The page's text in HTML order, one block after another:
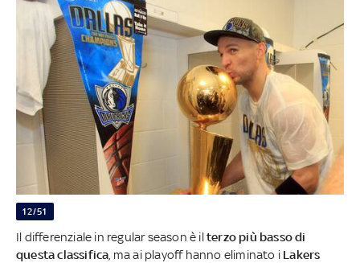
12/51
Il differenziale in regular season è ilterzo più basso di
questa classifica , ma ai playoff hanno eliminato i Lakers